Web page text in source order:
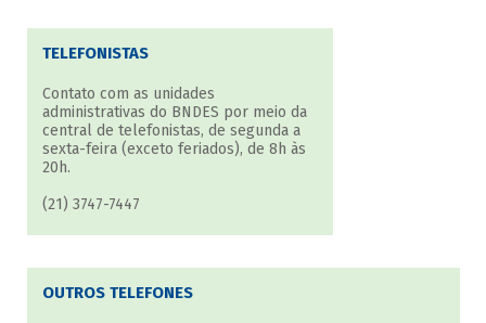
TELEFONISTAS
Contato com as unidades
administrativas do BNDES por meio da
central de telefonistas, de segunda a
sexta-feira (exceto feriados), de 8h às
20h.
(21) 3747-7447
OUTROS TELEFONES